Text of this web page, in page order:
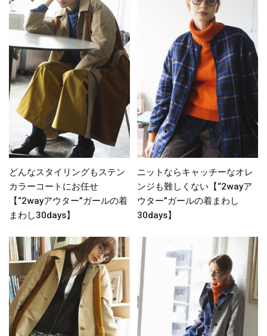
どんなスタイリングもステン
カラーコートにお任せ
【“2wayアウター”ガールの着
まわし30days】
ニットならキャッチーなオレ
ンジも難しくない【“2wayア
ウター”ガールの着まわし
30days】